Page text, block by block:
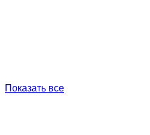
Показать все